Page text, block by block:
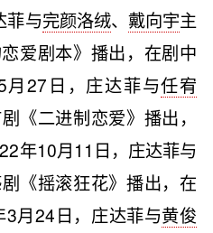
菲与完颜洛绒、 戴向宇主
爱剧本》播出，在剧中
月27日，庄达菲与任宥
《二进制恋爱》播出，
年10月11日，庄达菲与
《摇滚狂花》播出，在
月24日，庄达菲与黄俊